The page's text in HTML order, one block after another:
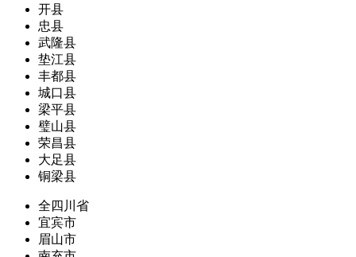
开县
忠县
武隆县
垫江县
丰都县
城口县
梁平县
璧山县
荣昌县
大足县
铜梁县
全四川省
宜宾市
眉山市